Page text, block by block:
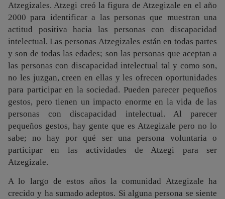
Atzegizales. Atzegi creó la figura de Atzegizale en el año
2000 para identificar a las personas que muestran una
actitud positiva hacia las personas con discapacidad
intelectual. Las personas Atzegizales están en todas partes
y son de todas las edades; son las personas que aceptan a
las personas con discapacidad intelectual tal y como son,
no les juzgan, creen en ellas y les ofrecen oportunidades
para participar en la sociedad. Pueden parecer pequeños
gestos, pero tienen un impacto enorme en la vida de las
personas con discapacidad intelectual. Al parecer
pequeños gestos, hay gente que es Atzegizale pero no lo
sabe; no hay por qué ser una persona voluntaria o
participar en las actividades de Atzegi para ser
Atzegizale.
A lo largo de estos años la comunidad Atzegizale ha
crecido y ha sumado adeptos. Si alguna persona se siente